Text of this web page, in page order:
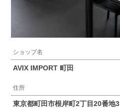
ショップ名
AVIX IMPORT 町田
住所
東京都町田市根岸町2丁目20番地3